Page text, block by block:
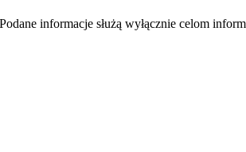
informacje służą wyłącznie celom